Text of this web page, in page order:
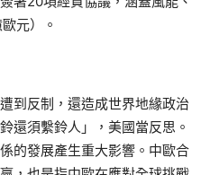
元）。
到反制，還造成世界地緣政治
還須繫鈴人」，美國當反思。
的發展產生重大影響。中歐合